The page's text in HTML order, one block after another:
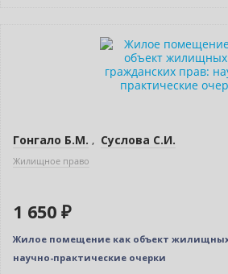
Гонгало Б.М. , Суслова С.И.
Жилищное право
1 650 ₽
Жилое помещение как объект жилищных
научно-практические очерки